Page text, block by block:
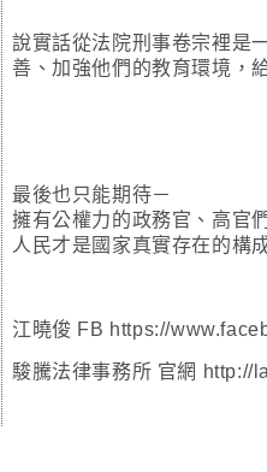
說實話從法院刑事卷宗裡是
善、加強他們的教育環境，
最後也只能期待－
擁有公權力的政務官、高官
人民才是國家真實存在的構
江曉俊 FB https://
駿騰法律事務所 官網 http://